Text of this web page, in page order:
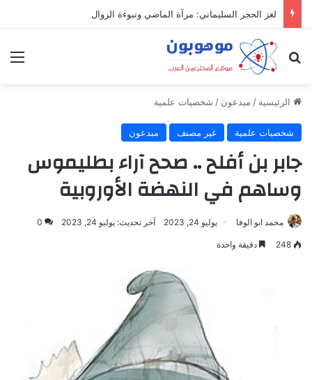
لغز الحجر السليماني: مرآة الماضي ونبوءة الزوال
بحث عن
الرئيسية / مبدعون / شخصيات علمية
شخصيات علمية غير مصنف مبدعون
جابر بن أفلح .. صحح آراء بطليموس
وساهم في النهضة الأوروبية
محمد ابو الوفا يوليو 24, 2023 آخر تحديث: يوليو 24, 2023 0
248 دقيقة واحدة